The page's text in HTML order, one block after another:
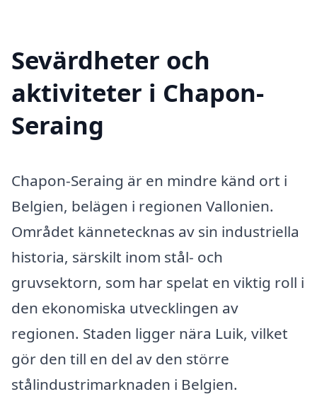
Sevärdheter och
aktiviteter i Chapon-
Seraing
Chapon-Seraing är en mindre känd ort i
Belgien, belägen i regionen Vallonien.
Området kännetecknas av sin industriella
historia, särskilt inom stål- och
gruvsektorn, som har spelat en viktig roll i
den ekonomiska utvecklingen av
regionen. Staden ligger nära Luik, vilket
gör den till en del av den större
stålindustrimarknaden i Belgien.